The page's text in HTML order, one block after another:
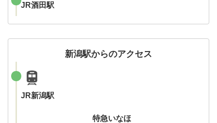
JR酒田駅
新潟駅からのアクセス
JR新潟駅
特急いなほ